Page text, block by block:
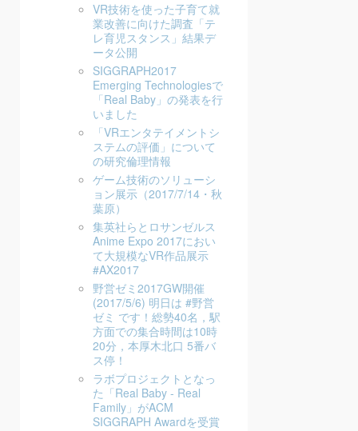
VR技術を使った子育て就
業改善に向けた調査「テ
レ育児スタンス」結果デ
ータ公開
SIGGRAPH2017
Emerging Technologiesで
「Real Baby」の発表を行
いました
「VRエンタテイメントシ
ステムの評価」について
の研究倫理情報
ゲーム技術のソリューシ
ョン展示（2017/7/14・秋
葉原）
集英社らとロサンゼルス
Anime Expo 2017におい
て大規模なVR作品展示
#AX2017
野営ゼミ2017GW開催
(2017/5/6) 明日は #野営
ゼミ です！総勢40名，駅
方面での集合時間は10時
20分，本厚木北口 5番バ
ス停！
ラボプロジェクトとなっ
た「Real Baby - Real
Family」がACM
SIGGRAPH Awardを受賞